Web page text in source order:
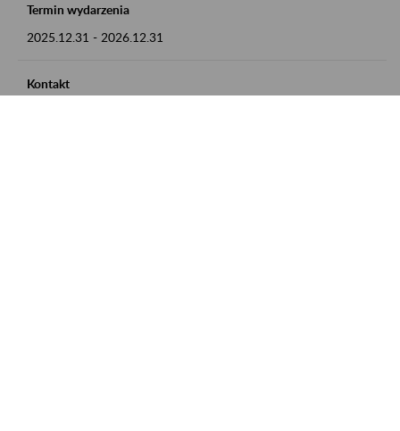
Termin wydarzenia
2025.12.31 - 2026.12.31
Kontakt